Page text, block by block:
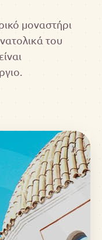
μοναστήρι
του